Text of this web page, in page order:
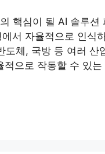
핵심이 될 AI 솔루션
서 자율적으로 인식
체, 국방 등 여러 산
으로 작동할 수 있